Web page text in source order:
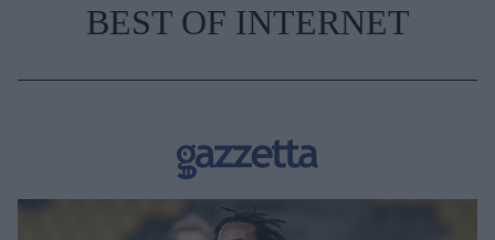
BEST OF INTERNET